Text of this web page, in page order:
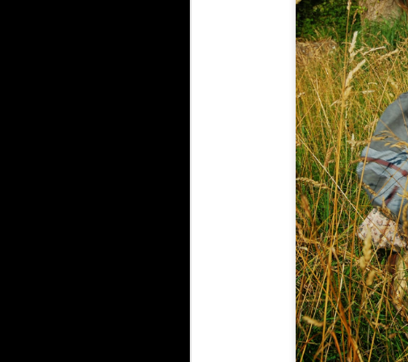
AUG
23
Fin
Con
2017
Nuestra
nuestro
TODO LO
Ella es
decidió
broche
mimamos.
AUG
2
Aún
Es el
ese
perfecta".
También
juego...